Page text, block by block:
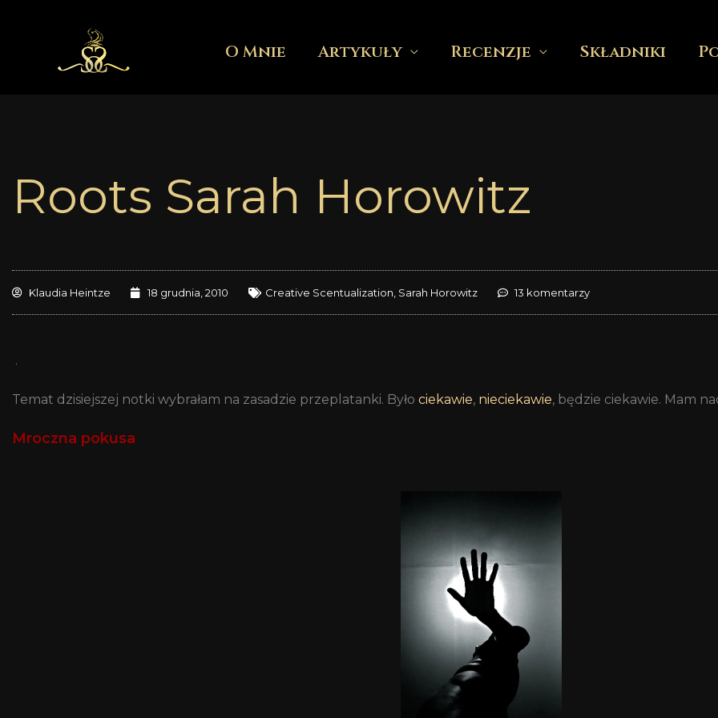
O Mnie Artykuły Recenzje Składniki
Roots Sarah Horowitz
Klaudia Heintze 18 grudnia, 2010 Creative Scentualization Sarah Horowitz 13 komentarzy
.
Temat dzisiejszej notki wybrałam na zasadzie przeplatanki. Było ciekawie, nieciekawie, będzie ciekawie. Mam
Mroczna pokusa